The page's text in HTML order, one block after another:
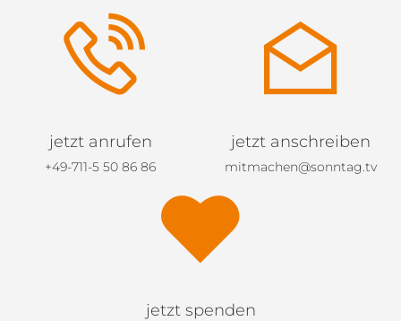
jetzt anrufen
+49-711-5 50 86 86
jetzt anschreiben
mitmachen@sonntag.tv
jetzt spenden